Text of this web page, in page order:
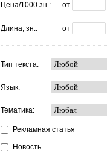
Цена/1000 зн.: от
Длина, зн.: от
Тип текста:
Язык:
Тематика:
Рекламная статья
Новость